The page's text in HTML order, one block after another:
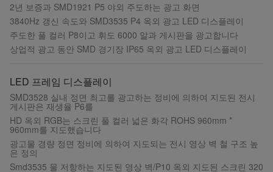
2년 보증과 SMD1921 P5 야외 주도하는 광고 화면
3840Hz 갱신 속도와 SMD3535 P4 옥외 광고 LED 디스플레이
주도한 풀 컬러 P8이고 휘도 6000 알과 게시판을 광고합니다
상업적 광고 동안 SMD 경기장 IP65 옥외 광고 LED 디스플레이
LED 프레임 디스플레이
SMD3528 실내 정면 최고를 광고하는 정비에 의하여 지도된 전시
게시판은 재생율 P6를
HD 옥외 RGB는 스크린 풀 컬러 넓은 화각 ROHS 960mm *
960mm를 지도했습니다
광고물 경량 정면 정비에 의하여 지도되는 전시 영상 벽 철 구조 높
은 정의
Smd3535 물 저항하는 지도된 영상 벽/P10 옥외 지도된 스크린 320